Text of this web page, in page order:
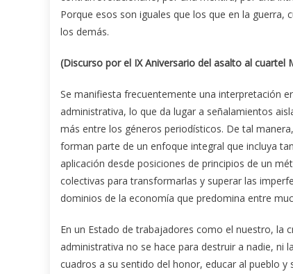
Porque esos son iguales que los que en la
los demás.
(Discurso por el IX Aniversario del asalto al cuartel
Se manifiesta frecuentemente una interpretación
administrativa, lo que da lugar a señalamientos
más entre los géneros periodísticos. De tal
forman parte de un enfoque integral que incluya
aplicación desde posiciones de principios de un
colectivas para transformarlas y superar las
dominios de la economía que predomina entre
En un Estado de trabajadores como el nuestro, la
administrativa no se hace para destruir a nadie, ni
cuadros a su sentido del honor, educar al pueblo